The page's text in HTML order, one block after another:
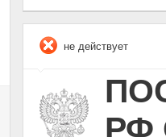
не действует
РФ